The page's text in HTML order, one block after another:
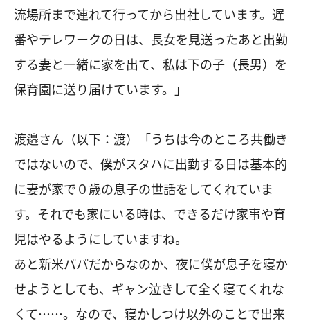
流場所まで連れて行ってから出社しています。遅
番やテレワークの日は、長女を見送ったあと出勤
する妻と一緒に家を出て、私は下の子（長男）を
保育園に送り届けています。」
渡邉さん（以下：渡）「うちは今のところ共働き
ではないので、僕がスタハに出勤する日は基本的
に妻が家で０歳の息子の世話をしてくれていま
す。それでも家にいる時は、できるだけ家事や育
児はやるようにしていますね。
あと新米パパだからなのか、夜に僕が息子を寝か
せようとしても、ギャン泣きして全く寝てくれな
くて……。なので、寝かしつけ以外のことで出来